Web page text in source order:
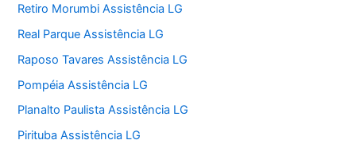
Retiro Morumbi Assistência LG
Real Parque Assistência LG
Raposo Tavares Assistência LG
Pompéia Assistência LG
Planalto Paulista Assistência LG
Pirituba Assistência LG